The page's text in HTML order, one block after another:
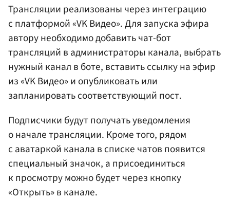
Трансляции реализованы через интеграцию
с платформой «VK Видео». Для запуска эфира
автору необходимо добавить чат-бот
трансляций в администраторы канала, выбрать
нужный канал в боте, вставить ссылку на эфир
из «VK Видео» и опубликовать или
запланировать соответствующий пост.
Подписчики будут получать уведомления
о начале трансляции. Кроме того, рядом
с аватаркой канала в списке чатов появится
специальный значок, а присоединиться
к просмотру можно будет через кнопку
«Открыть» в канале.